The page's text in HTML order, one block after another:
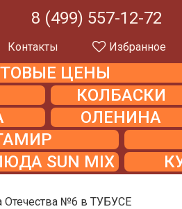
8 (499) 557-12-72
Контакты Избранное
ЦЕНЫ
КОЛБАСКИ
ОЛЕНИНА
SUN MIX
Отечества №6 в ТУБУСЕ